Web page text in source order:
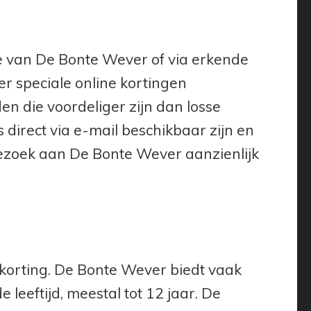
De Bonte Wever of via erkende
speciale online kortingen
die voordeliger zijn dan losse
direct via e-mail beschikbaar zijn en
aan De Bonte Wever aanzienlijk
De Bonte Wever biedt vaak
leeftijd, meestal tot 12 jaar. De